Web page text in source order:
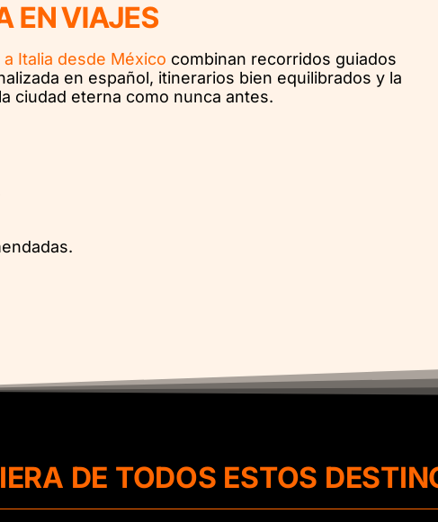
EN VIAJES
Italia desde México combinan recorridos guiados
en español, itinerarios bien equilibrados y la
ciudad eterna como nunca antes.
DE TODOS ESTOS